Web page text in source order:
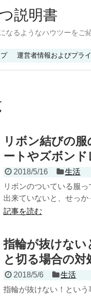
説明書
なるようなハウツーをご
運営者情報およびプラ
リボン結びの
ートやズボンド
2018/5/16
生活
リボンのついている服
出来ていないと、せっ
記事を読む
指輪が抜けない
と切る場合の対
2018/5/6
生活
指輪が抜けない！とい